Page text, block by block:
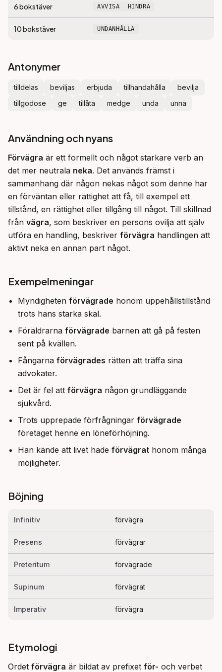
6bokstäver AVVISA HINDRA
10bokstäver UNDANHÅLLA
Antonymer
tilldelas beviljas erbjuda tillhandahålla
bevilja
tillgodose
ge tillåta medge unda unna
Användning och nyans
Förvägra är ett formellt och något starkare verb än
det mer neutrala neka. Det används främst i
sammanhang där någon nekas något som denne har
en förväntan eller rättighet att få, till exempel ett
tillstånd, en rättighet eller tillgång till något. Till skillnad
från vägra, som beskriver en persons ovilja att själv
utföra en handling, beskriver förvägra handlingen att
aktivt neka en annan part något.
Exempelmeningar
Myndigheten förvägrade honom uppehållstillstånd
trots hans starka skäl.
Föräldrarna förvägrade barnen att gå på festen
sent på kvällen.
Fångarna förvägrades rätten att träffa sina
advokater.
Det är fel att förvägra någon grundläggande
sjukvård.
Trots upprepade förfrågningar förvägrade
företaget henne en löneförhöjning.
Han kände att livet hade förvägrat honom många
möjligheter.
Böjning
Infinitiv förvägra
Presens förvägrar
Preteritum förvägrade
Supinum förvägrat
Imperativ förvägra
Etymologi
Ordet förvägra är bildat av prefixet för-